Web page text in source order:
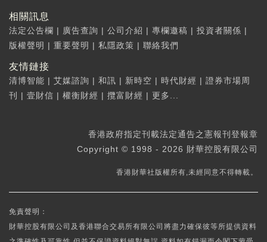
相關訊息
法定公告欄 | 廣告查詢 | 公司介紹 | 專欄邀稿 | 投資者關係 |
版權聲明 | 重要聲明 | 私隱政策 | 聯絡我們
友情鏈接
清博智能 | 艾媒諮詢 | 和訊 | 新時空 | 時代財經 | 證券市場周
刊
| 壹財信 | 權衡財經 | 攬富財經 | 更多...
香港政府指定刊載法定通告之憲報刊登報章
Copyright © 1998 - 2026 財華控股有限公司
香港財華社版權所有,未經同意不得轉載。
免責聲明：
財華控股有限公司及香港聯合交易所有限公司將盡力確保彼等所提供資料